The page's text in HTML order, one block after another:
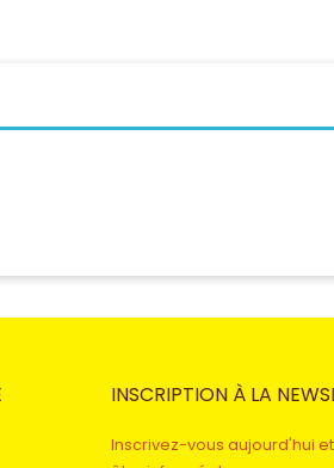
INSCRIPTION À LA
Inscrivez-vous aujourd'hui